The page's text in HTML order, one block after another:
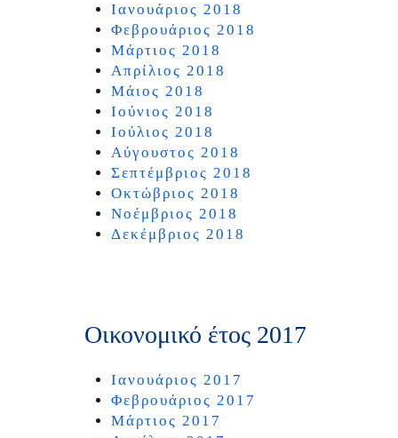
Ιανουάριος 2018
Φεβρουάριος 2018
Μάρτιος 2018
Απρίλιος 2018
Μάιος 2018
Ιούνιος 2018
Ιούλιος 2018
Αύγουστος 2018
Σεπτέμβριος 2018
Οκτώβριος 2018
Νοέμβριος 2018
Δεκέμβριος 2018
Οικονομικό έτος 2017
Ιανουάριος 2017
Φεβρουάριος 2017
Μάρτιος 2017